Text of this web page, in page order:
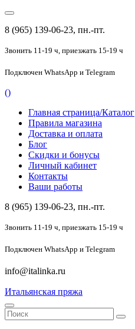
8 (965) 139-06-23, пн.-пт.
Звонить 11-19 ч, приезжать 15-19 ч
Подключен WhatsApp и Telegram
()
Главная страница/Каталог
Правила магазина
Доставка и оплата
Блог
Скидки и бонусы
Личный кабинет
Контакты
Ваши работы
8 (965) 139-06-23, пн.-пт.
Звонить 11-19 ч, приезжать 15-19 ч
Подключен WhatsApp и Telegram
info@italinka.ru
Итальянская пряжа